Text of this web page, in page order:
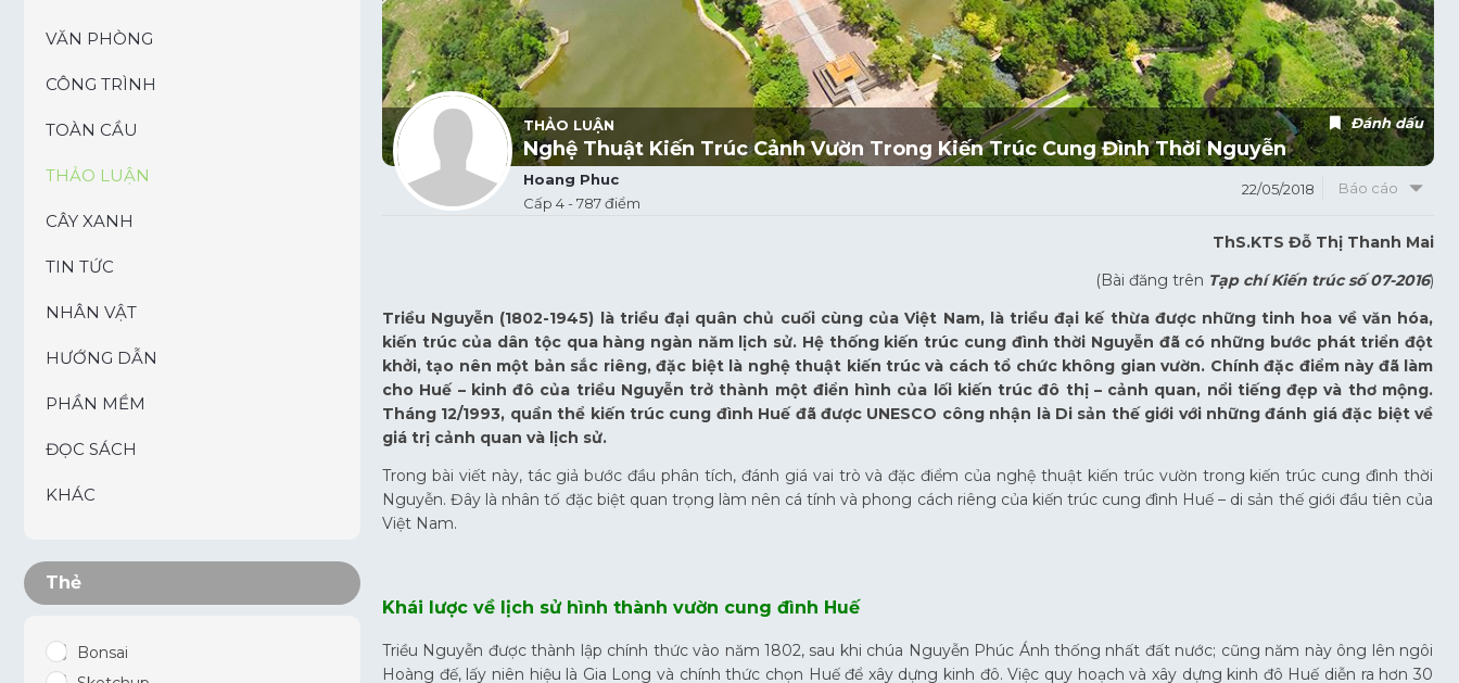
VĂN PHÒNG
CÔNG TRÌNH
TOÀN CẦU
THẢO LUẬN
CÂY XANH
TIN TỨC
NHÂN VẬT
HƯỚNG DẪN
PHẦN MỀM
ĐỌC SÁCH
KHÁC
Thẻ
Bonsai
Hoang Phuc
Cấp 4 - 787 điểm
Đánh dấu
THẢO LUẬN
Nghệ Thuật Kiến Trúc Cảnh Vườn Trong Kiến Trúc Cung Đình Thời Nguyễn
22/05/2018 Báo cáo
ThS.KTS Đỗ Thị Thanh Mai
(Bài đăng trên Tạp chí Kiến trúc số 07-2016)
Triều Nguyễn (1802-1945) là triều đại quân chủ cuối cùng của Việt Nam, là triều đại kế thừa được những tinh hoa về văn hóa,
kiến trúc của dân tộc qua hàng ngàn năm lịch sử. Hệ thống kiến trúc cung đình thời Nguyễn đã có những bước phát triển đột
khởi, tạo nên một bản sắc riêng, đặc biệt là nghệ thuật kiến trúc và cách tổ chức không gian vườn. Chính đặc điểm này đã làm
cho Huế – kinh đô của triều Nguyễn trở thành một điển hình của lối kiến trúc đô thị – cảnh quan, nổi tiếng đẹp và thơ mộng.
Tháng 12/1993, quần thể kiến trúc cung đình Huế đã được UNESCO công nhận là Di sản thế giới với những đánh giá đặc biệt về
giá trị cảnh quan và lịch sử.
Trong bài viết này, tác giả bước đầu phân tích, đánh giá vai trò và đặc điểm của nghệ thuật kiến trúc vườn trong kiến trúc cung đình thời
Nguyễn. Đây là nhân tố đặc biệt quan trọng làm nên cá tính và phong cách riêng của kiến trúc cung đình Huế – di sản thế giới đầu tiên của
Việt Nam.
Khái lược về lịch sử hình thành vườn cung đình Huế
Triều Nguyễn được thành lập chính thức vào năm 1802, sau khi chúa Nguyễn Phúc Ánh thống nhất đất nước; cũng năm này ông lên ngôi
Hoàng đế, lấy niên hiệu là Gia Long và chính thức chọn Huế để xây dựng kinh đô. Việc quy hoạch và xây dựng kinh đô Huế diễn ra hơn 30